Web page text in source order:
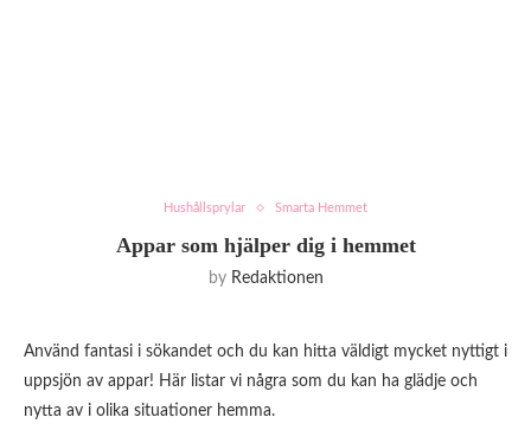
Hushållsprylar Smarta Hemmet
Appar som hjälper dig i hemmet
by Redaktionen
Använd fantasi i sökandet och du kan hitta väldigt mycket nyttigt i
uppsjön av appar! Här listar vi några som du kan ha glädje och
nytta av i olika situationer hemma.